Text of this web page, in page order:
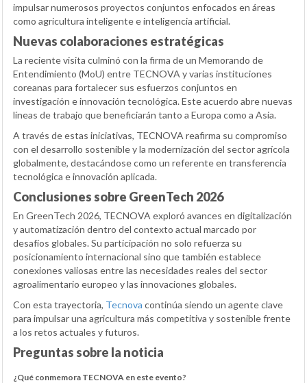
impulsar numerosos proyectos conjuntos enfocados en áreas
como agricultura inteligente e inteligencia artificial.
Nuevas colaboraciones estratégicas
La reciente visita culminó con la firma de un Memorando de
Entendimiento (MoU) entre TECNOVA y varias instituciones
coreanas para fortalecer sus esfuerzos conjuntos en
investigación e innovación tecnológica. Este acuerdo abre nuevas
líneas de trabajo que beneficiarán tanto a Europa como a Asia.
A través de estas iniciativas, TECNOVA reafirma su compromiso
con el desarrollo sostenible y la modernización del sector agrícola
globalmente, destacándose como un referente en transferencia
tecnológica e innovación aplicada.
Conclusiones sobre GreenTech 2026
En GreenTech 2026, TECNOVA exploró avances en digitalización
y automatización dentro del contexto actual marcado por
desafíos globales. Su participación no solo refuerza su
posicionamiento internacional sino que también establece
conexiones valiosas entre las necesidades reales del sector
agroalimentario europeo y las innovaciones globales.
Con esta trayectoria, Tecnova continúa siendo un agente clave
para impulsar una agricultura más competitiva y sostenible frente
a los retos actuales y futuros.
Preguntas sobre la noticia
¿Qué conmemora TECNOVA en este evento?